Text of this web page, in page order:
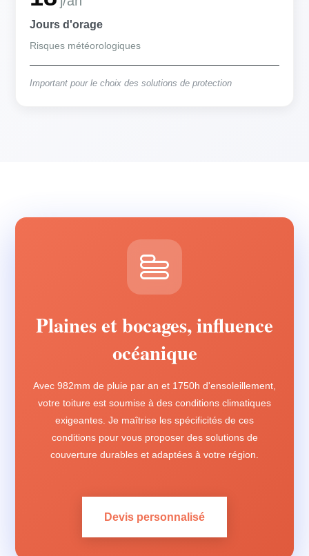
Jours d'orage
Risques météorologiques
Important pour le choix des solutions de protection
Plaines et bocages, influence
océanique
Avec 982mm de pluie par an et 1750h d'ensoleillement,
votre toiture est soumise à des conditions climatiques
exigeantes. Je maîtrise les spécificités de ces
conditions pour vous proposer des solutions de
couverture durables et adaptées à votre région.
Devis personnalisé